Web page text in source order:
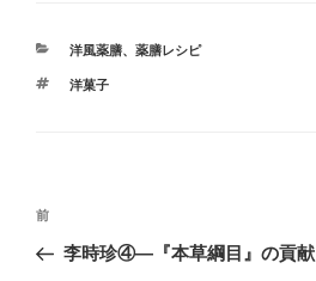
カ
ゴ
洋風薬膳、 薬膳レシピ
タ
洋菓子
投
ナ
前
の
前
李時珍④―『本草綱目』の貢献